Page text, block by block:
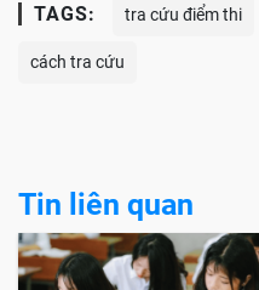
TAGS: tra cứu điểm thi
cách tra cứu
Tin liên quan